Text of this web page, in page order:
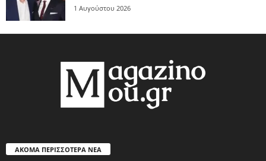
1 Αυγούστου 2026
ΑΚΟΜΑ ΠΕΡΙΣΣΟΤΕΡΑ ΝΕΑ